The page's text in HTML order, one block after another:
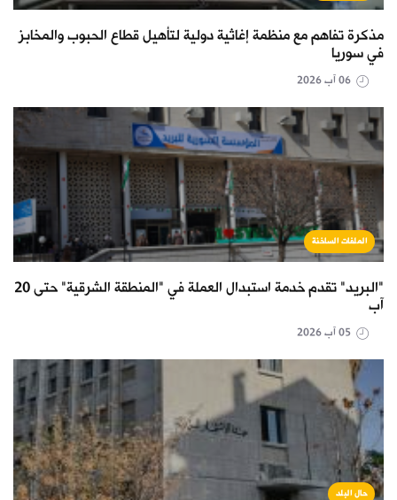
مذكرة تفاهم مع منظمة إغاثية دولية لتأهيل قطاع الحبوب والمخابز
في سوريا
الملفات الساخنة
"البريد" تقدم خدمة استبدال العملة في "المنطقة الشرقية" حتى 20
آب
حال البلد